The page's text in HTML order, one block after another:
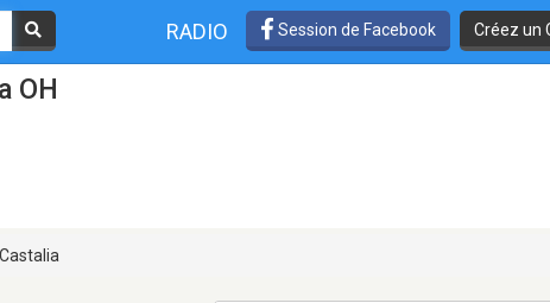
RADIO Session de Facebook Créez un
OH
Castalia